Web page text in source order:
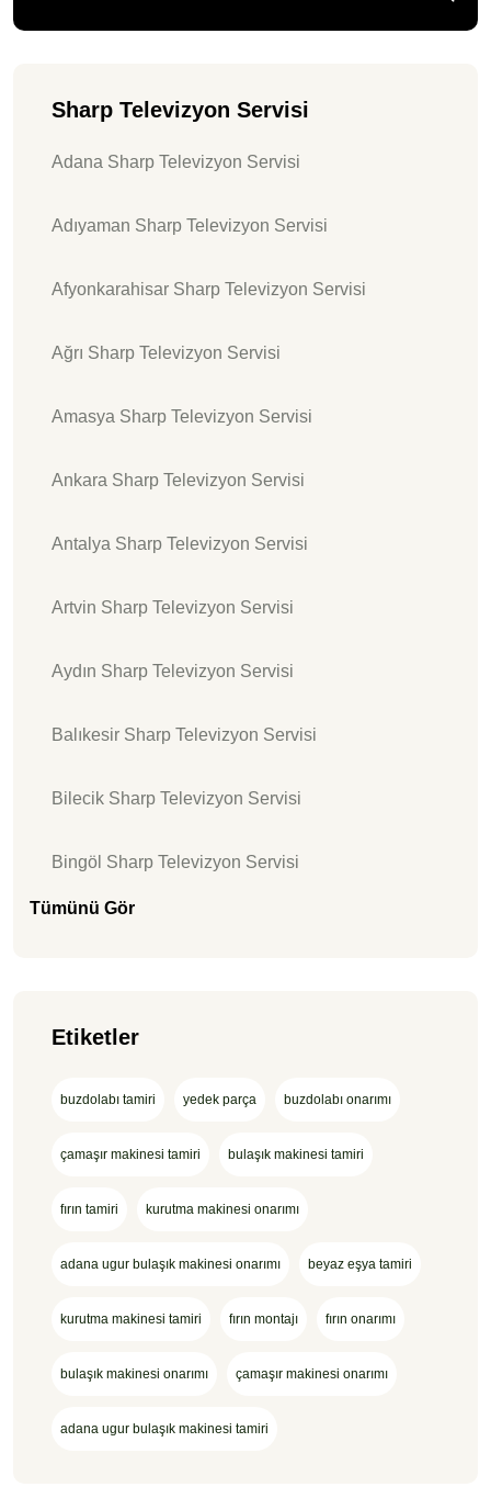
Sharp Televizyon Servisi
Adana Sharp Televizyon Servisi
Adıyaman Sharp Televizyon Servisi
Afyonkarahisar Sharp Televizyon Servisi
Ağrı Sharp Televizyon Servisi
Amasya Sharp Televizyon Servisi
Ankara Sharp Televizyon Servisi
Antalya Sharp Televizyon Servisi
Artvin Sharp Televizyon Servisi
Aydın Sharp Televizyon Servisi
Balıkesir Sharp Televizyon Servisi
Bilecik Sharp Televizyon Servisi
Bingöl Sharp Televizyon Servisi
Tümünü Gör
Etiketler
buzdolabı tamiri yedek parça buzdolabı onarımı
çamaşır makinesi tamiri bulaşık makinesi tamiri
fırın tamiri kurutma makinesi onarımı
adana ugur bulaşık makinesi onarımı beyaz eşya tamiri
kurutma makinesi tamiri fırın montajı fırın onarımı
bulaşık makinesi onarımı çamaşır makinesi onarımı
adana ugur bulaşık makinesi tamiri